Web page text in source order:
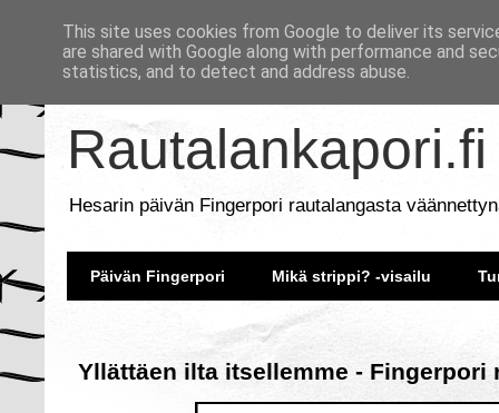
Rautalankapori.fi
Hesarin päivän Fingerpori rautalangasta
Päivän Fingerpori Mikä strippi? -visailu
Yllättäen ilta itsellemme - Fingerpori
This site uses cookies from Google to deliver its
are shared with Google along with performance and
statistics, and to detect and address abuse.